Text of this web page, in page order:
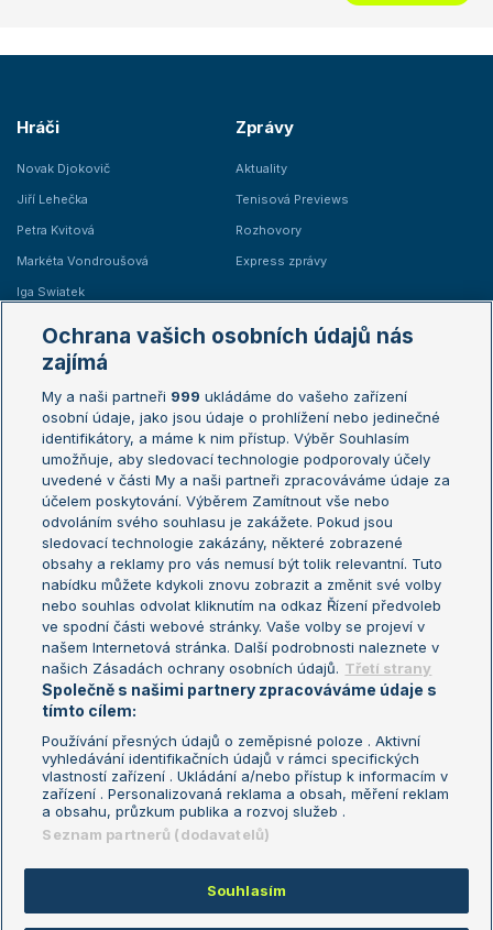
Hráči
Novak Djokovič
Jiří Lehečka
Petra Kvitová
Markéta Vondroušová
Iga Swiatek
Zprávy
Aktuality
Tenisová Previews
Rozhovory
Express zprávy
Žebříčky
Žebříček ATP (muži)
Žebříček WTA (ženy)
Sázkařský žebříček
Australian Open
French Open
Wimbledon
US Open
Turnaj mistrů
Turnaj mistryň
Aktualní trendy
Fotbalové přestupy
Livesport Daily
LS Prague Open
Podmínky užití
Nastavení soukromí
GDPR a žurnalistika
Reklama
Kontakt
Informace o zpracování osobních
údajů
Copyright © 2008-2026 TenisPortal.cz. Využíváme zpravodajství ČTK.
Ochrana vašich osobních údajů nás
zajímá
My a naši partneři 999 ukládáme do vašeho zařízení
osobní údaje, jako jsou údaje o prohlížení nebo jedinečné
identifikátory, a máme k nim přístup. Výběr Souhlasím
umožňuje, aby sledovací technologie podporovaly účely
uvedené v části My a naši partneři zpracováváme údaje za
účelem poskytování. Výběrem Zamítnout vše nebo
odvoláním svého souhlasu je zakážete. Pokud jsou
sledovací technologie zakázány, některé zobrazené
obsahy a reklamy pro vás nemusí být tolik relevantní. Tuto
nabídku můžete kdykoli znovu zobrazit a změnit své volby
nebo souhlas odvolat kliknutím na odkaz Řízení předvoleb
ve spodní části webové stránky. Vaše volby se projeví v
našem Internetová stránka. Další podrobnosti naleznete v
našich Zásadách ochrany osobních údajů. Třetí strany
Společně s našimi partnery zpracováváme údaje s
tímto cílem:
Používání přesných údajů o zeměpisné poloze . Aktivní
vyhledávání identifikačních údajů v rámci specifických
vlastností zařízení . Ukládání a/nebo přístup k informacím v
zařízení . Personalizovaná reklama a obsah, měření reklam
a obsahu, průzkum publika a rozvoj služeb .
Seznam partnerů (dodavatelů)
Souhlasím